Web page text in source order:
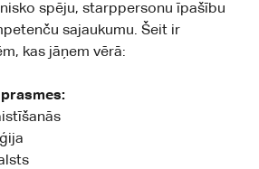
spēju, starppersonu īpašību
sajaukumu. Šeit ir
kas jāņem vērā: